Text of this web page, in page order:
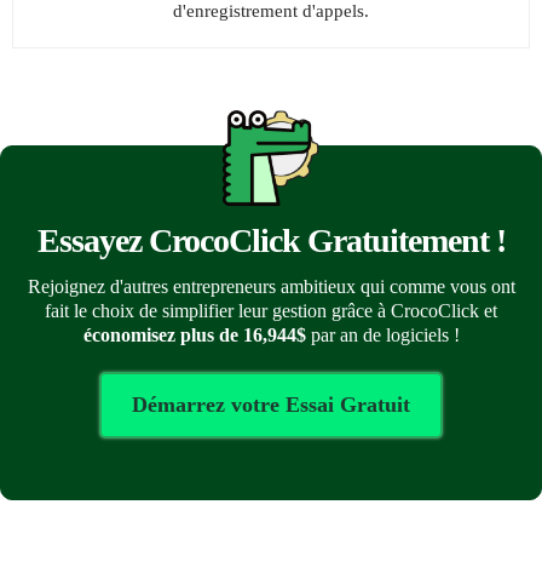
d'enregistrement d'appels.
Essayez CrocoClick Gratuitement !
Rejoignez d'autres entrepreneurs ambitieux qui comme vous ont
fait le choix de simplifier leur gestion grâce à CrocoClick et
économisez plus de 16,944$par an de logiciels !
Démarrez votre Essai Gratuit